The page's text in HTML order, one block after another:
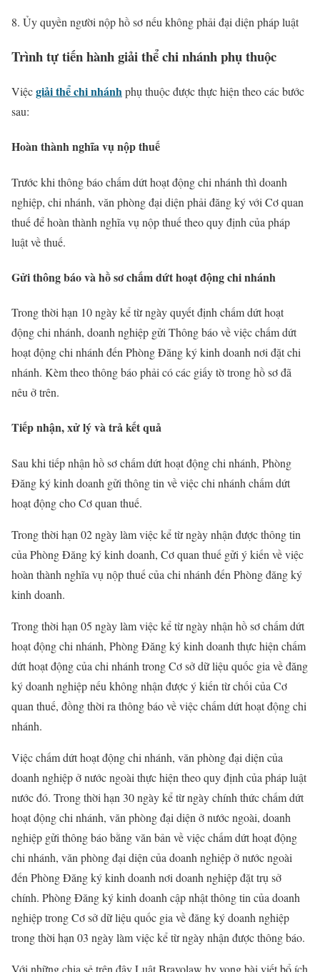
8. Ủy quyền người nộp hồ sơ nếu không phải đại diện pháp luật
Trình tự tiến hành giải thể chi nhánh phụ thuộc
Việcgiải thể chi nhánhphụ thuộc được thực hiện theo các bước
sau:
Hoàn thành nghĩa vụ nộp thuế
Trước khi thông báo chấm dứt hoạt động chi nhánh thì doanh
nghiệp, chi nhánh, văn phòng đại diện phải đăng ký với Cơ quan
thuế để hoàn thành nghĩa vụ nộp thuế theo quy định của pháp
luật về thuế.
Gửi thông báo và hồ sơ chấm dứt hoạt động chi nhánh
Trong thời hạn 10 ngày kể từ ngày quyết định chấm dứt hoạt
động chi nhánh, doanh nghiệp gửi Thông báo về việc chấm dứt
hoạt động chi nhánh đến Phòng Đăng ký kinh doanh nơi đặt chi
nhánh. Kèm theo thông báo phải có các giấy tờ trong hồ sơ đã
nêu ở trên.
Tiếp nhận, xử lý và trả kết quả
Sau khi tiếp nhận hồ sơ chấm dứt hoạt động chi nhánh, Phòng
Đăng ký kinh doanh gửi thông tin về việc chi nhánh chấm dứt
hoạt động cho Cơ quan thuế.
Trong thời hạn 02 ngày làm việc kể từ ngày nhận được thông tin
của Phòng Đăng ký kinh doanh, Cơ quan thuế gửi ý kiến về việc
hoàn thành nghĩa vụ nộp thuế của chi nhánh đến Phòng đăng ký
kinh doanh.
Trong thời hạn 05 ngày làm việc kể từ ngày nhận hồ sơ chấm dứt
hoạt động chi nhánh, Phòng Đăng ký kinh doanh thực hiện chấm
dứt hoạt động của chi nhánh trong Cơ sở dữ liệu quốc gia về đăng
ký doanh nghiệp nếu không nhận được ý kiến từ chối của Cơ
quan thuế, đồng thời ra thông báo về việc chấm dứt hoạt động chi
nhánh.
Việc chấm dứt hoạt động chi nhánh, văn phòng đại diện của
doanh nghiệp ở nước ngoài thực hiện theo quy định của pháp luật
nước đó. Trong thời hạn 30 ngày kể từ ngày chính thức chấm dứt
hoạt động chi nhánh, văn phòng đại diện ở nước ngoài, doanh
nghiệp gửi thông báo bằng văn bản về việc chấm dứt hoạt động
chi nhánh, văn phòng đại diện của doanh nghiệp ở nước ngoài
đến Phòng Đăng ký kinh doanh nơi doanh nghiệp đặt trụ sở
chính. Phòng Đăng ký kinh doanh cập nhật thông tin của doanh
nghiệp trong Cơ sở dữ liệu quốc gia về đăng ký doanh nghiệp
trong thời hạn 03 ngày làm việc kể từ ngày nhận được thông báo.
Với những chia sẻ trên đây Luật Bravolaw hy vọng bài viết bổ ích